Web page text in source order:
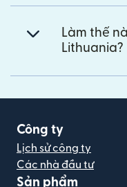
Làm thế
Lithuania?
Công ty
Lịch sử công ty
Các nhà đầu tư
Sản phẩm